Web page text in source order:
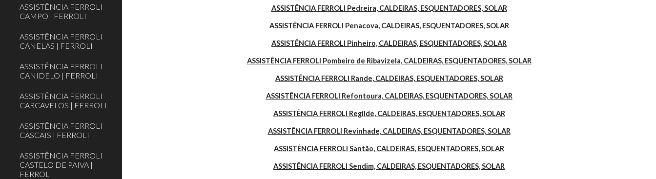
ASSISTÊNCIA FERROLI
CAMPO | FERROLI
ASSISTÊNCIA FERROLI
CANELAS | FERROLI
ASSISTÊNCIA FERROLI
CANIDELO | FERROLI
ASSISTÊNCIA FERROLI
CARCAVELOS | FERROLI
ASSISTÊNCIA FERROLI
CASCAIS | FERROLI
ASSISTÊNCIA FERROLI
CASTELO DE PAIVA |
FERROLI
ASSISTÊNCIA FERROLI Pedreira, CALDEIRAS, ESQUENTADORES, SOLAR
ASSISTÊNCIA FERROLI Penacova, CALDEIRAS, ESQUENTADORES, SOLAR
ASSISTÊNCIA FERROLI Pinheiro, CALDEIRAS, ESQUENTADORES, SOLAR
ASSISTÊNCIA FERROLI Pombeiro de Ribavizela, CALDEIRAS, ESQUENTADORES, SOLAR
ASSISTÊNCIA FERROLI Rande, CALDEIRAS, ESQUENTADORES, SOLAR
ASSISTÊNCIA FERROLI Refontoura, CALDEIRAS, ESQUENTADORES, SOLAR
ASSISTÊNCIA FERROLI Regilde, CALDEIRAS, ESQUENTADORES, SOLAR
ASSISTÊNCIA FERROLI Revinhade, CALDEIRAS, ESQUENTADORES, SOLAR
ASSISTÊNCIA FERROLI Santão, CALDEIRAS, ESQUENTADORES, SOLAR
ASSISTÊNCIA FERROLI Sendim, CALDEIRAS, ESQUENTADORES, SOLAR